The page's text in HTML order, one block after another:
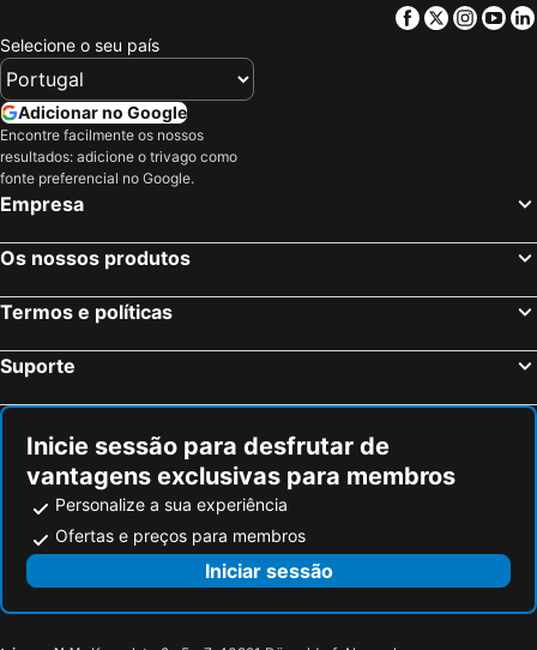
Facebook
Twitter
Selecione o seu país
Adicionar no Google
Encontre facilmente os nossos
resultados: adicione o trivago como
fonte preferencial no Google.
Empresa
Os nossos produtos
Termos e políticas
Suporte
Inicie sessão para desfrutar de
vantagens exclusivas para membros
Personalize a sua experiência
Ofertas e preços para membros
Iniciar sessão